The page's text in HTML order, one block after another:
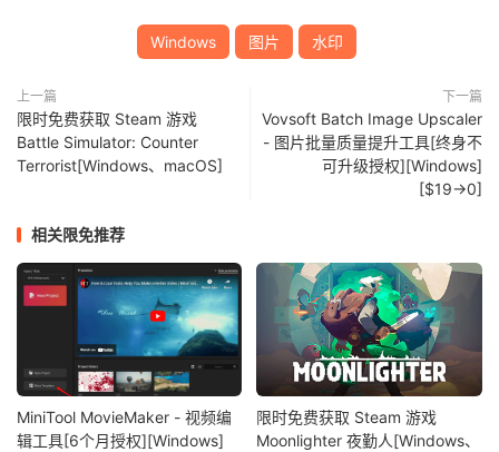
Windows 图片 水印
上一篇
限时免费获取 Steam 游戏
Battle Simulator: Counter
Terrorist[Windows、macOS]
下一篇
Vovsoft Batch Image Upscaler
- 图片批量质量提升工具[终身不
可升级授权][Windows]
[$19→0]
相关限免推荐
MiniTool MovieMaker - 视频编
辑工具[6个月授权][Windows]
限时免费获取 Steam 游戏
Moonlighter 夜勤人[Windows、